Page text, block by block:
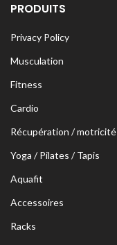
PRODUITS
Privacy Policy
Musculation
Fitness
Cardio
Récupération / motricité
Yoga / Pilates / Tapis
Aquafit
Accessoires
Racks